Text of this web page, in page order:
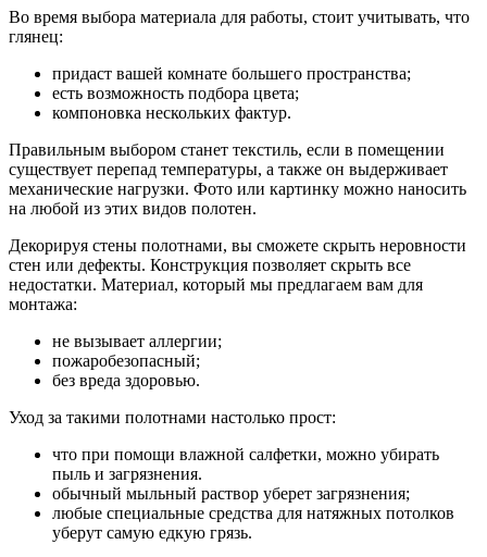
Во время выбора материала для работы, стоит учитывать, что
глянец:
придаст вашей комнате большего пространства;
есть возможность подбора цвета;
компоновка нескольких фактур.
Правильным выбором станет текстиль, если в помещении
существует перепад температуры, а также он выдерживает
механические нагрузки. Фото или картинку можно наносить
на любой из этих видов полотен.
Декорируя стены полотнами, вы сможете скрыть неровности
стен или дефекты. Конструкция позволяет скрыть все
недостатки. Материал, который мы предлагаем вам для
монтажа:
не вызывает аллергии;
пожаробезопасный;
без вреда здоровью.
Уход за такими полотнами настолько прост:
что при помощи влажной салфетки, можно убирать
пыль и загрязнения.
обычный мыльный раствор уберет загрязнения;
любые специальные средства для натяжных потолков
уберут самую едкую грязь.